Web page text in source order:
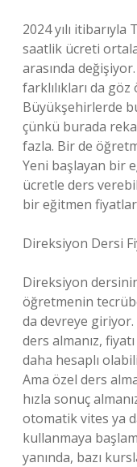
2024 yılı
saatlik ücreti
arasında
farklılıkları da
Büyükşehirlerde
çünkü burada
fazla. Bir de
Yeni başlayan bir
ücretle ders
bir eğitmen
Direksiyon Dersi
Direksiyon
öğretmenin
da devreye
ders almanız,
daha hesaplı
Ama özel ders
hızla sonuç
otomatik vites ya
kullanmaya
yanında, bazı